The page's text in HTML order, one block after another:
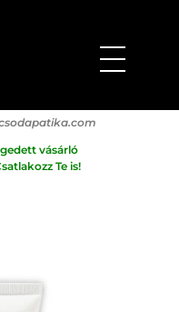
vásárló
Te is!